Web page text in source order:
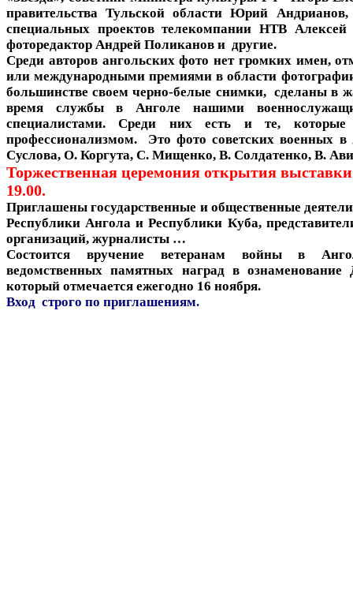
правительства Тульской области Юрий
специальных проектов телекомпании НТВ
фоторедактор Андрей Поликанов и другие.
Среди авторов ангольских фото нет громких имен,
или международными премиями в области
большинстве своем черно-белые снимки, сделаны в
время службы в Анголе нашими
специалистами. Среди них есть и те,
профессионализмом. Это фото советских военных
Суслова, О. Коргута, С. Мищенко, В. Солдатенко, В.
Торжественная церемония открытия выставки
19.00.
Приглашены государственные и общественные
Республики Ангола и Республики Куба,
организаций, журналисты …
Состоится вручение ветеранам войны в
ведомственных памятных наград в
который отмечается ежегодно 16 ноября.
Вход строго по приглашениям.